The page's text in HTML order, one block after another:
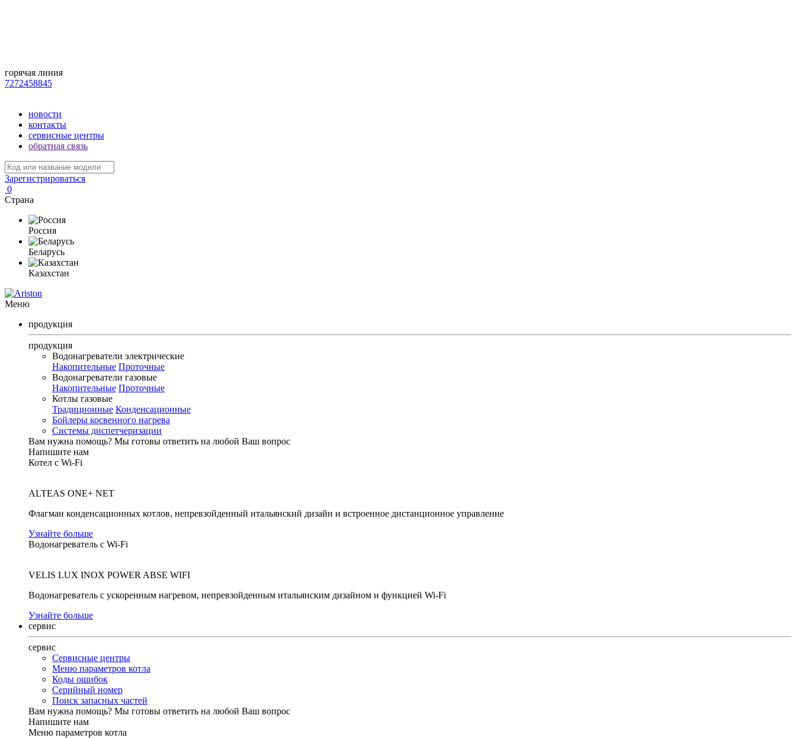
горячая линия
7272458845
новости
контакты
сервисные центры
обратная связь
Зарегистрироваться
0
Страна
Россия
Беларусь
Казахстан
Меню
продукция
продукция
Водонагреватели электрические
Накопительные Проточные
Водонагреватели газовые
Накопительные Проточные
Котлы газовые
Традиционные Конденсационные
Бойлеры косвенного нагрева
Системы диспетчеризации
Вам нужна помощь? Мы готовы ответить на любой Ваш вопрос
Напишите нам
Котел с Wi-Fi
ALTEAS ONE+ NET
Флагман конденсационных котлов, непревзойденный итальянский дизайн и встроенное дистанционное управление
Узнайте больше
Водонагреватель с Wi-Fi
VELIS LUX INOX POWER ABSE WIFI
Водонагреватель с ускоренным нагревом, непревзойденным итальянским дизайном и функцией Wi-Fi
Узнайте больше
сервис
сервис
Сервисные центры
Меню параметров котла
Коды ошибок
Серийный номер
Поиск запасных частей
Вам нужна помощь? Мы готовы ответить на любой Ваш вопрос
Напишите нам
Меню параметров котла